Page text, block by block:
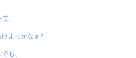
。
よっかなぁ?
も、